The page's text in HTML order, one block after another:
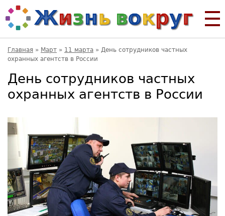
Главная » Март » 11 марта » День сотрудников частных
охранных агентств в России
День сотрудников частных
охранных агентств в России